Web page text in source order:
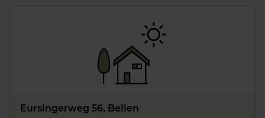
Eursingerweg 56, Beilen